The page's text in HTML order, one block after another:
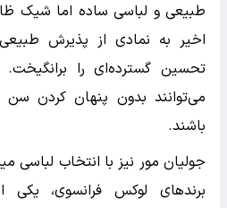
طبیعی و لباسی ساده اما شیک
اخیر به نمادی از پذیرش
تحسین گسترده‌ای را
می‌توانند بدون پنهان کردن
باشند.
جولیان مور نیز با انتخاب
برندهای لوکس فرانسوی، یکی